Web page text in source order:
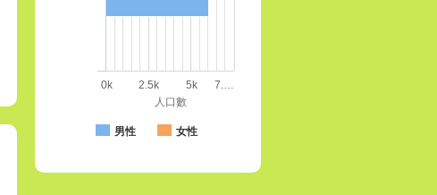
人口數
男性 女性
0k 2.5k 5k 7.…